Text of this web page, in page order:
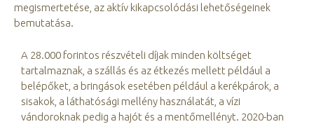
megismertetése, az aktív kikapcsolódási lehetőségeinek
bemutatása.
A 28.000 forintos részvételi díjak minden költséget
tartalmaznak, a szállás és az étkezés mellett például a
belépőket, a bringások esetében például a kerékpárok, a
sisakok, a láthatósági mellény használatát, a vízi
vándoroknak pedig a hajót és a mentőmellényt. 2020-ban